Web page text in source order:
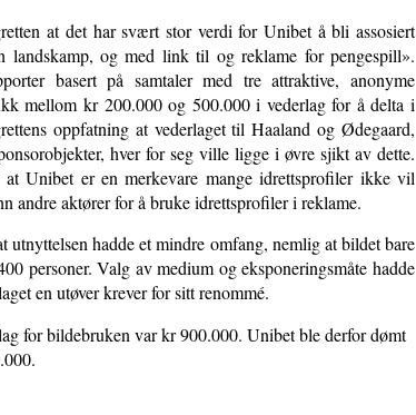
at det har svært stor verdi for Unibet å bli assosiert
landskamp, og med link til og reklame for pengespill».
basert på samtaler med tre attraktive, anonyme
mellom kr 200.000 og 500.000 i vederlag for å delta i
oppfatning at vederlaget til Haaland og Ødegaard,
hver for seg ville ligge i øvre sjikt av dette.
Unibet er en merkevare mange idrettsprofiler ikke vil
andre aktører for å bruke idrettsprofiler i reklame.
utnyttelsen hadde et mindre omfang, nemlig at bildet bare
personer. Valg av medium og eksponeringsmåte hadde
en utøver krever for sitt renommé.
for bildebruken var kr 900.000. Unibet ble derfor dømt